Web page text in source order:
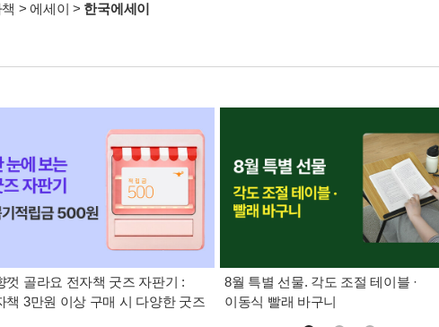
> 에세이 > 한국에세이
껏 골라요 전자책 굿즈 자판기 :
책 3만원 이상 구매 시 다양한 굿즈
8월 특별 선물. 각도 조절 테이블 ·
이동식 빨래 바구니